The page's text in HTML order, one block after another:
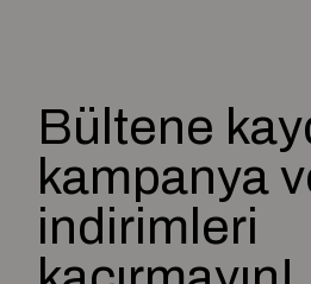
• Suya Karşı Dikkat: Suya ve neme
görebilir, bu yüzden suya dayanıklı
Gerçek deri topuklu sandaletler, hem
kaliteli ve uzun ömürlü bir seçenek
olarak farklı tasarımlar tercih
Bültene
kampanya
indirimleri